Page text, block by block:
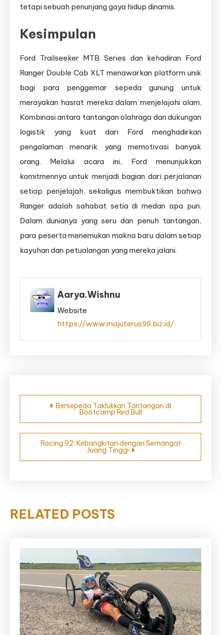
tetapi sebuah penunjang gaya hidup dinamis.
Kesimpulan
Ford Trailseeker MTB Series dan kehadiran Ford
Ranger Double Cab XLT menawarkan platform unik
bagi para penggemar sepeda gunung untuk
merayakan hasrat mereka dalam menjelajahi alam.
Kombinasi antara tantangan olahraga dan dukungan
logistik yang kuat dari Ford menghadirkan
pengalaman menarik yang memotivasi banyak
orang. Melalui acara ini, Ford menunjukkan
komitmennya untuk menjadi bagian dari perjalanan
setiap penjelajah, sekaligus membuktikan bahwa
Ranger adalah sahabat setia di medan apa pun.
Dalam dunianya yang seru dan penuh tantangan,
para peserta menemukan makna baru dalam setiap
kayuhan dan petualangan yang mereka jalani.
Aarya.wishnu
Website
https://www.majuterus99.biz.id/
Navigasi
pos
Bersepeda Taklukkan Tantangan di
Bootcamp Red Bull
Racing 92: Kebangkitan dengan Semangat
Juang Tinggi
RELATED POSTS